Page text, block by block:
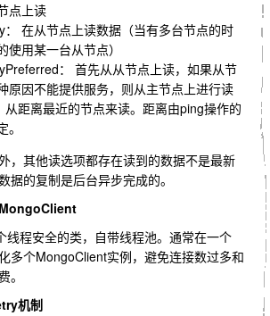
点上读
： 在从节点上读数据（当有多台节点的时
使用某一台从节点）
： 首先从从节点上读，如果从节
原因不能提供服务，则从主节点上进行读
从距离最近的节点来读。距离由ping操作的
，其他读选项都存在读到的数据不是最新
据的复制是后台异步完成的。
线程安全的类，自带线程池。通常在一个
多个MongoClient实例，避免连接数过多和
。
机制